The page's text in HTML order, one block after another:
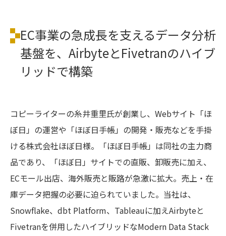
EC事業の急成長を支えるデータ分析
基盤を、AirbyteとFivetranのハイブ
リッドで構築
コピーライターの糸井重里氏が創業し、Webサイト「ほ
ぼ日」の運営や「ほぼ日手帳」の開発・販売などを手掛
ける株式会社ほぼ日様。「ほぼ日手帳」は同社の主力商
品であり、「ほぼ日」サイトでの直販、卸販売に加え、
ECモール出店、海外販売と販路が急激に拡大。売上・在
庫データ把握の必要に迫られていました。当社は、
Snowflake、dbt Platform、Tableauに加えAirbyteと
Fivetranを併用したハイブリッドなModern Data Stack